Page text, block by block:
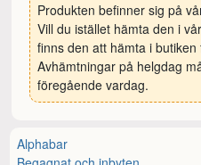
Produkten befinner sig på
Vill du istället hämta den i
finns den att hämta i
Avhämtningar på helgdag
föregående vardag.
Alphabar